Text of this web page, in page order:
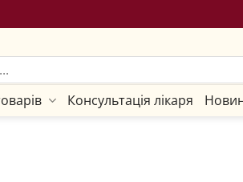
Консультація лікаря